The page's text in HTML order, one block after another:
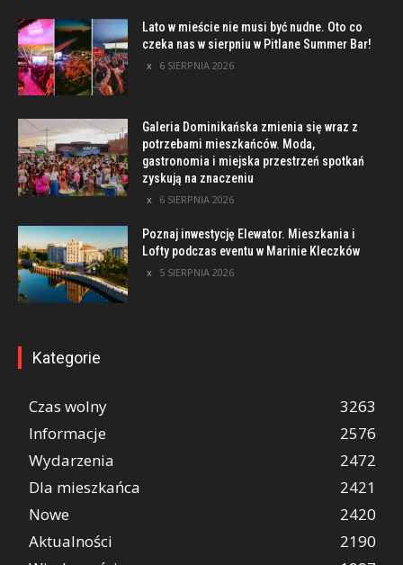
Lato w mieście nie musi być nudne. Oto co
czeka nas w sierpniu w Pitlane Summer Bar!
6 SIERPNIA 2026
Galeria Dominikańska zmienia się wraz z
potrzebami mieszkańców. Moda,
gastronomia i miejska przestrzeń spotkań
zyskują na znaczeniu
6 SIERPNIA 2026
Poznaj inwestycję Elewator. Mieszkania i
Lofty podczas eventu w Marinie Kleczków
5 SIERPNIA 2026
Kategorie
Czas wolny
3263
Informacje
2576
Wydarzenia
2472
Dla mieszkańca
2421
Nowe
2420
Aktualności
2190